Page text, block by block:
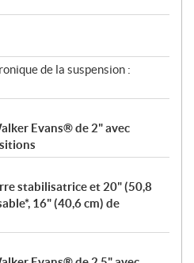
de la suspension :
Evans® de 2" avec
stabilisatrice et 20" (50,8
16" (40,6 cm) de